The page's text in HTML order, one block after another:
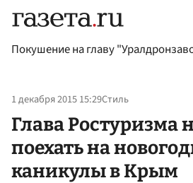
Покушение на главу
1 декабря 2015 15:29Стиль
Глава Ростуризма
поехать на
каникулы в Крым